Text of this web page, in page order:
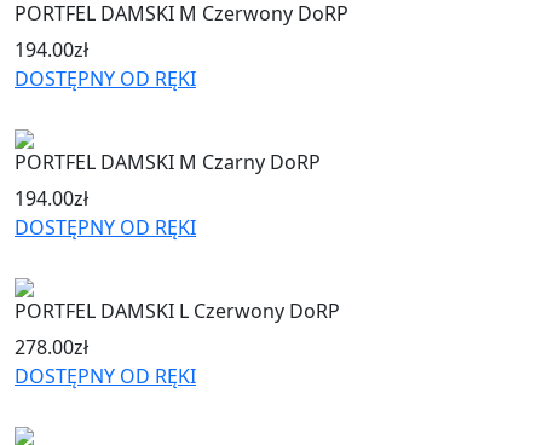
PORTFEL DAMSKI M Czerwony DoRP
194.00zł
DOSTĘPNY OD RĘKI
PORTFEL DAMSKI M Czarny DoRP
194.00zł
DOSTĘPNY OD RĘKI
PORTFEL DAMSKI L Czerwony DoRP
278.00zł
DOSTĘPNY OD RĘKI